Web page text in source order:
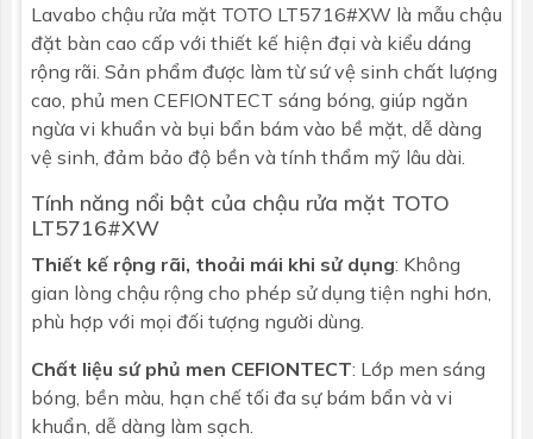
Lavabo chậu rửa mặt TOTO LT5716#XW là mẫu chậu
đặt bàn cao cấp với thiết kế hiện đại và kiểu dáng
rộng rãi. Sản phẩm được làm từ sứ vệ sinh chất lượng
cao, phủ men CEFIONTECT sáng bóng, giúp ngăn
ngừa vi khuẩn và bụi bẩn bám vào bề mặt, dễ dàng
vệ sinh, đảm bảo độ bền và tính thẩm mỹ lâu dài.
Tính năng nổi bật của chậu rửa mặt TOTO
LT5716#XW
Thiết kế rộng rãi, thoải mái khi sử dụng: Không
gian lòng chậu rộng cho phép sử dụng tiện nghi hơn,
phù hợp với mọi đối tượng người dùng.
Chất liệu sứ phủ men CEFIONTECT: Lớp men sáng
bóng, bền màu, hạn chế tối đa sự bám bẩn và vi
khuẩn, dễ dàng làm sạch.